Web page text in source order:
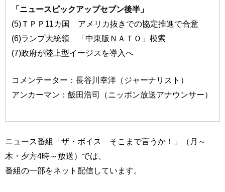
「ニュースピックアップセブン後半」
(5)ＴＰＰ11カ国 アメリカ抜きでの協定推進で合意
(6)ランプ大統領 「中東版ＮＡＴＯ」模索
(7)政府が陸上型イージスを導入へ
コメンテーター：長谷川幸洋（ジャーナリスト）
アンカーマン：飯田浩司（ニッポン放送アナウンサー）
ニュース番組「ザ・ボイス そこまで言うか！」（月～
木・夕方4時～放送）では、
番組の一部をネット配信しています。